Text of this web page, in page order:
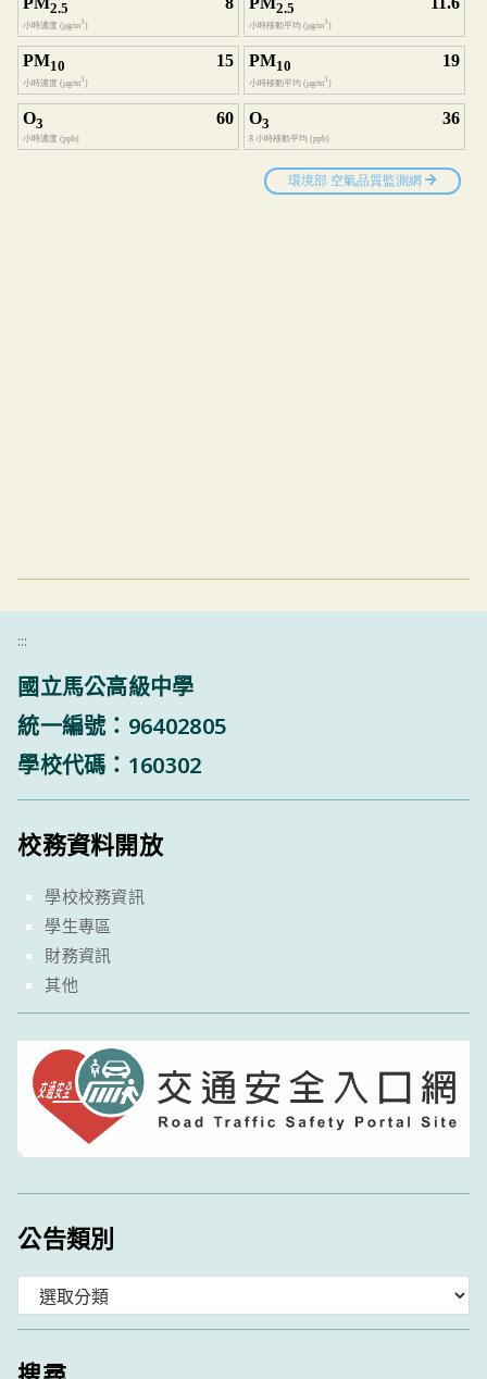
:::
國立馬公高級中學
統一編號：96402805
學校代碼：160302
校務資料開放
學校校務資訊
學生專區
財務資訊
其他
公告類別
類